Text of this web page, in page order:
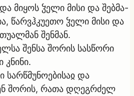
მიყოს ჴელი მისი და შებმა-
წარვჰკუეთო ჴელი მისი და
შენმან.
შენსა შორის სასწორი
სარწმუნოებისაჲ და
შორის, რათა დღეგრძელ